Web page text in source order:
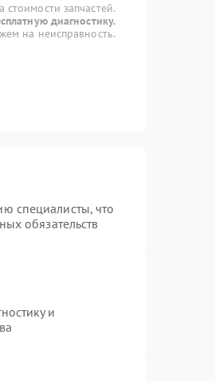
запчастей.
диагностику.
на неисправность.
специалисты, что
обязательств
и